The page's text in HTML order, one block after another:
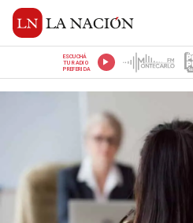
ESCUCHÁ
TU RADIO
PREFERIDA